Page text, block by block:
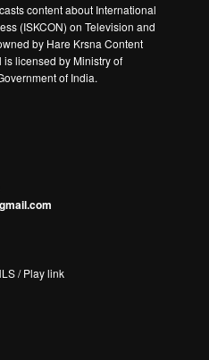
content about International
(ISKCON) on Television and
by Hare Krsna Content
is licensed by Ministry of
of India.
/ Play link